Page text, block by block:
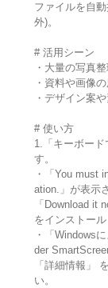
ファイルを自
外)。
# 活用シーン
・大量の写真
・資料や画像
・デザイン案
# 使い方
1.「キーボー
す。
・「You must
ation.」が表示
「Download it
をインストール
・「Windows
der
「詳細情報」
い。